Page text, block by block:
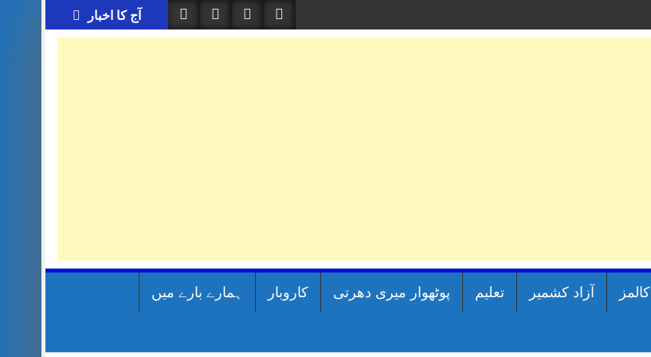
آج کا اخبار
کالمز آزاد کشمیر تعلیم پوٹھوار میری دھرتی کاروبار ہمارے بارے میں